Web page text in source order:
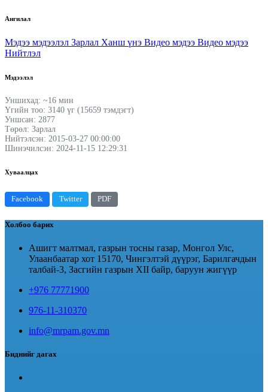
Ангилал
Мэдээ мэдээлэл Зарлал Ханш үнэ Видео мэдээ Видео мэдээ
Нийтлэл
Мэдээлэл
Уншихад: ~16 мин
Үгийн тоо: 3140 үг (15659 тэмдэгт)
Уншсан: 2877
Төрөл: Зарлал
Нийтэлсэн: 2015-03-27 00:00:00
Шинэчилсэн: 2024-11-15 12:29:31
Хуваалцах
Facebook Twitter PDF
Холбоо барих
Ашигт малтмал, газрын тосны газар, Монгол Улс,
Улаанбаатар хот 15170, Чингэлтэй дүүрэг, Барилгачдын
талбай-3, Засгийн газрын XII байр, баруун жигүүр
+976 77771900
976-11-310370
info@mrpam.gov.mn
Биднийг дагах